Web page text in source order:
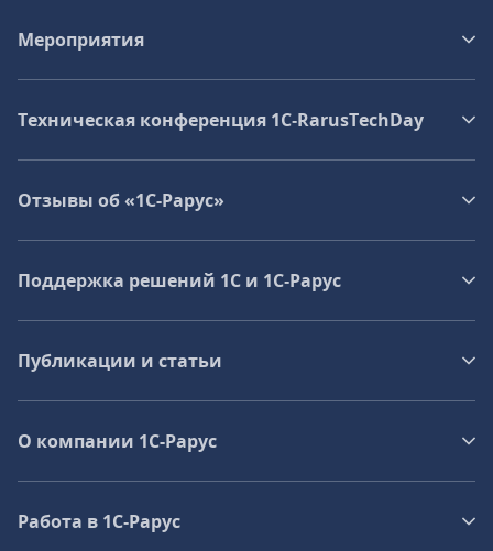
Мероприятия
Техническая конференция 1C‑RarusTechDay
Отзывы об «1С-Рарус»
Поддержка решений 1С и 1С‑Рарус
Публикации и статьи
О компании 1C-Рарус
Работа в 1С‑Рарус